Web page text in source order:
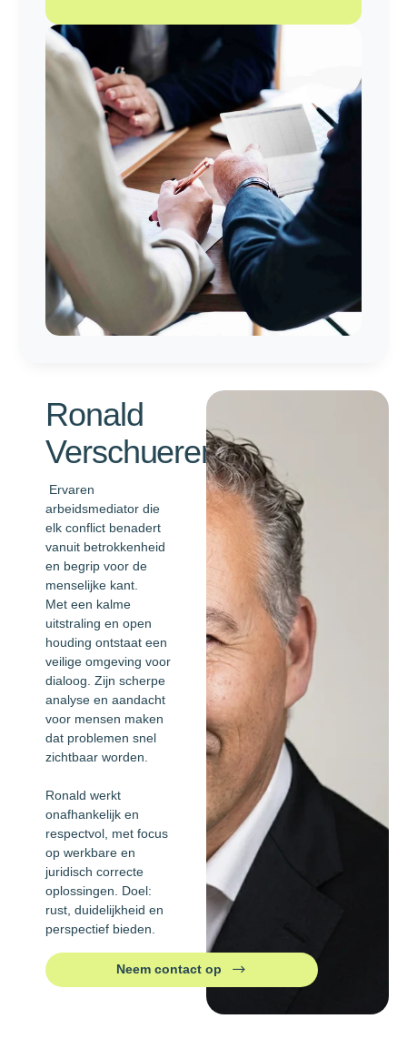
Ronald
Verschueren
Ervaren
arbeidsmediator die
elk conflict benadert
vanuit betrokkenheid
en begrip voor de
menselijke kant.
Met een kalme
uitstraling en open
houding ontstaat een
veilige omgeving voor
dialoog. Zijn scherpe
analyse en aandacht
voor mensen maken
dat problemen snel
zichtbaar worden.
Ronald werkt
onafhankelijk en
respectvol, met focus
op werkbare en
juridisch correcte
oplossingen. Doel:
rust, duidelijkheid en
perspectief bieden.
Neem contact op